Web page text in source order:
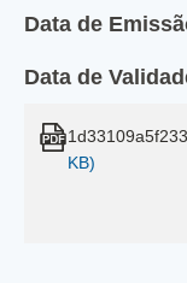
Data de
Data de
KB)